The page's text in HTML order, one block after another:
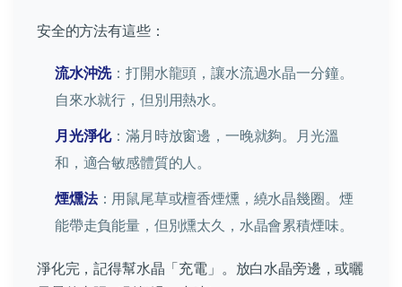
安全的方法有這些：
流水沖洗：打開水龍頭，讓水流過水晶一分鐘。
自來水就行，但別用熱水。
月光淨化：滿月時放窗邊，一晚就夠。月光溫
和，適合敏感體質的人。
煙燻法：用鼠尾草或檀香煙燻，繞水晶幾圈。煙
能帶走負能量，但別燻太久，水晶會累積煙味。
淨化完，記得幫水晶「充電」。放白水晶旁邊，或曬